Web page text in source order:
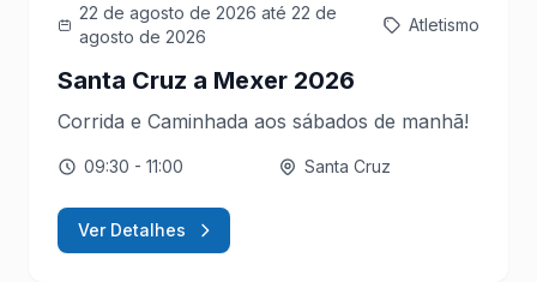
22 de agosto de 2026 até 22 de
agosto de 2026
Atletismo
Santa Cruz a Mexer 2026
Corrida e Caminhada aos sábados de manhã!
09:30 - 11:00 Santa Cruz
Ver Detalhes